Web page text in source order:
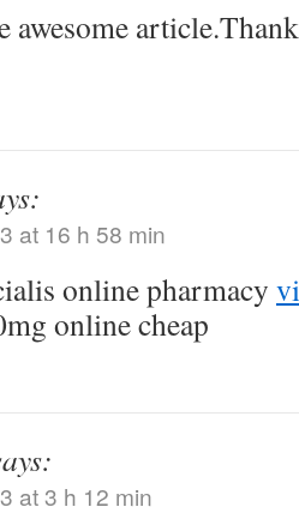
awesome
at 16 h 58 min
online pharmacy
online cheap
at 3 h 12 min